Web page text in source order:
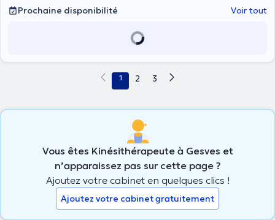
Prochaine disponibilité Voir tout
1 2 3
Vous êtes Kinésithérapeute à Gesves et
n’apparaissez pas sur cette page ?
Ajoutez votre cabinet en quelques clics !
Ajoutez votre cabinet gratuitement